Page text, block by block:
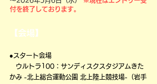
付を終了しております。
【会場】
●スタート会場
ウルトラ100：サンディスクスタジアムきた
かみ -北上総合運動公園 北上陸上競技場-（岩手